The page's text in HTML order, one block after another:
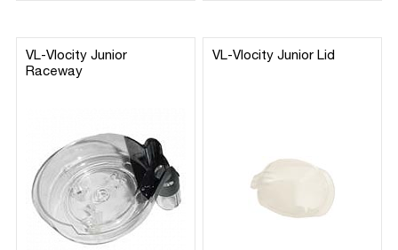
VL-Vlocity Junior
Raceway
VL-Vlocity Junior Lid